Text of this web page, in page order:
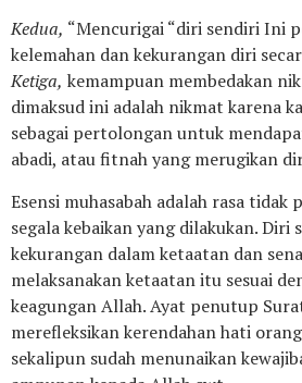
Kedua, “Mencurigai “diri sendiri Ini
kelemahan dan kekurangan diri
Ketiga, kemampuan membedakan
dimaksud ini adalah nikmat karena
sebagai pertolongan untuk
abadi, atau fitnah yang merugikan
Esensi muhasabah adalah rasa tidak
segala kebaikan yang dilakukan. Diri
kekurangan dalam ketaatan dan
melaksanakan ketaatan itu sesuai
keagungan Allah. Ayat penutup
merefleksikan kerendahan hati
sekalipun sudah menunaikan